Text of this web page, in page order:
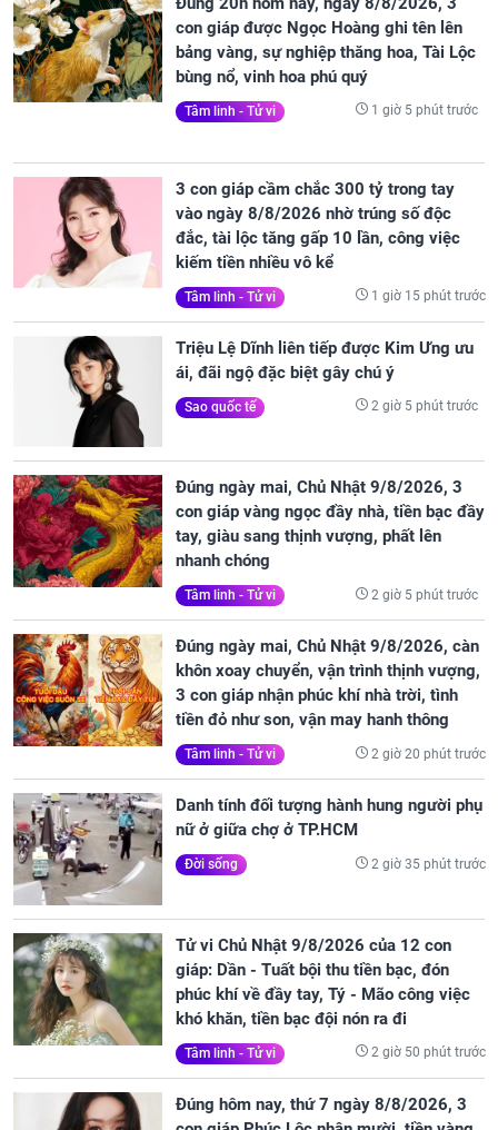
con giáp được Ngọc Hoàng ghi tên lên
bảng vàng, sự nghiệp thăng hoa, Tài Lộc
bùng nổ, vinh hoa phú quý
Tâm linh - Tử vi 1 giờ 5 phút trước
3 con giáp cầm chắc 300 tỷ trong tay
vào ngày 8/8/2026 nhờ trúng số độc
đắc, tài lộc tăng gấp 10 lần, công việc
kiếm tiền nhiều vô kể
Tâm linh - Tử vi 1 giờ 15 phút trước
Triệu Lệ Dĩnh liên tiếp được Kim Ưng ưu
ái, đãi ngộ đặc biệt gây chú ý
Sao quốc tế 2 giờ 5 phút trước
Đúng ngày mai, Chủ Nhật 9/8/2026, 3
con giáp vàng ngọc đầy nhà, tiền bạc đầy
tay, giàu sang thịnh vượng, phất lên
nhanh chóng
Tâm linh - Tử vi 2 giờ 5 phút trước
Đúng ngày mai, Chủ Nhật 9/8/2026, càn
khôn xoay chuyển, vận trình thịnh vượng,
3 con giáp nhận phúc khí nhà trời, tình
tiền đỏ như son, vận may hanh thông
Tâm linh - Tử vi 2 giờ 20 phút trước
Danh tính đối tượng hành hung người phụ
nữ ở giữa chợ ở TP.HCM
Đời sống 2 giờ 35 phút trước
Tử vi Chủ Nhật 9/8/2026 của 12 con
giáp: Dần - Tuất bội thu tiền bạc, đón
phúc khí về đầy tay, Tý - Mão công việc
khó khăn, tiền bạc đội nón ra đi
Tâm linh - Tử vi 2 giờ 50 phút trước
Đúng hôm nay, thứ 7 ngày 8/8/2026, 3